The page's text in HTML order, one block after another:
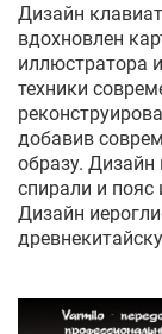
Дизайн
вдохновлен
иллюстратора
техники
добавив
образу.
спирали и
Дизайн